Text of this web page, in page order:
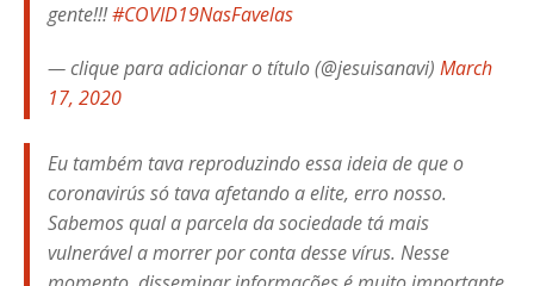
gente!!!#COVID19NasFavelas
— clique para adicionar o título (@jesuisanavi) March
17, 2020
Eu também tava reproduzindo essa ideia de que o
coronavirús só tava afetando a elite, erro nosso.
Sabemos qual a parcela da sociedade tá mais
vulnerável a morrer por conta desse vírus. Nesse